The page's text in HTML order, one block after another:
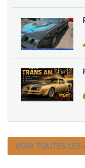
d
e
.
VOIR TOUTES LES